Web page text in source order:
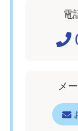
電
メ